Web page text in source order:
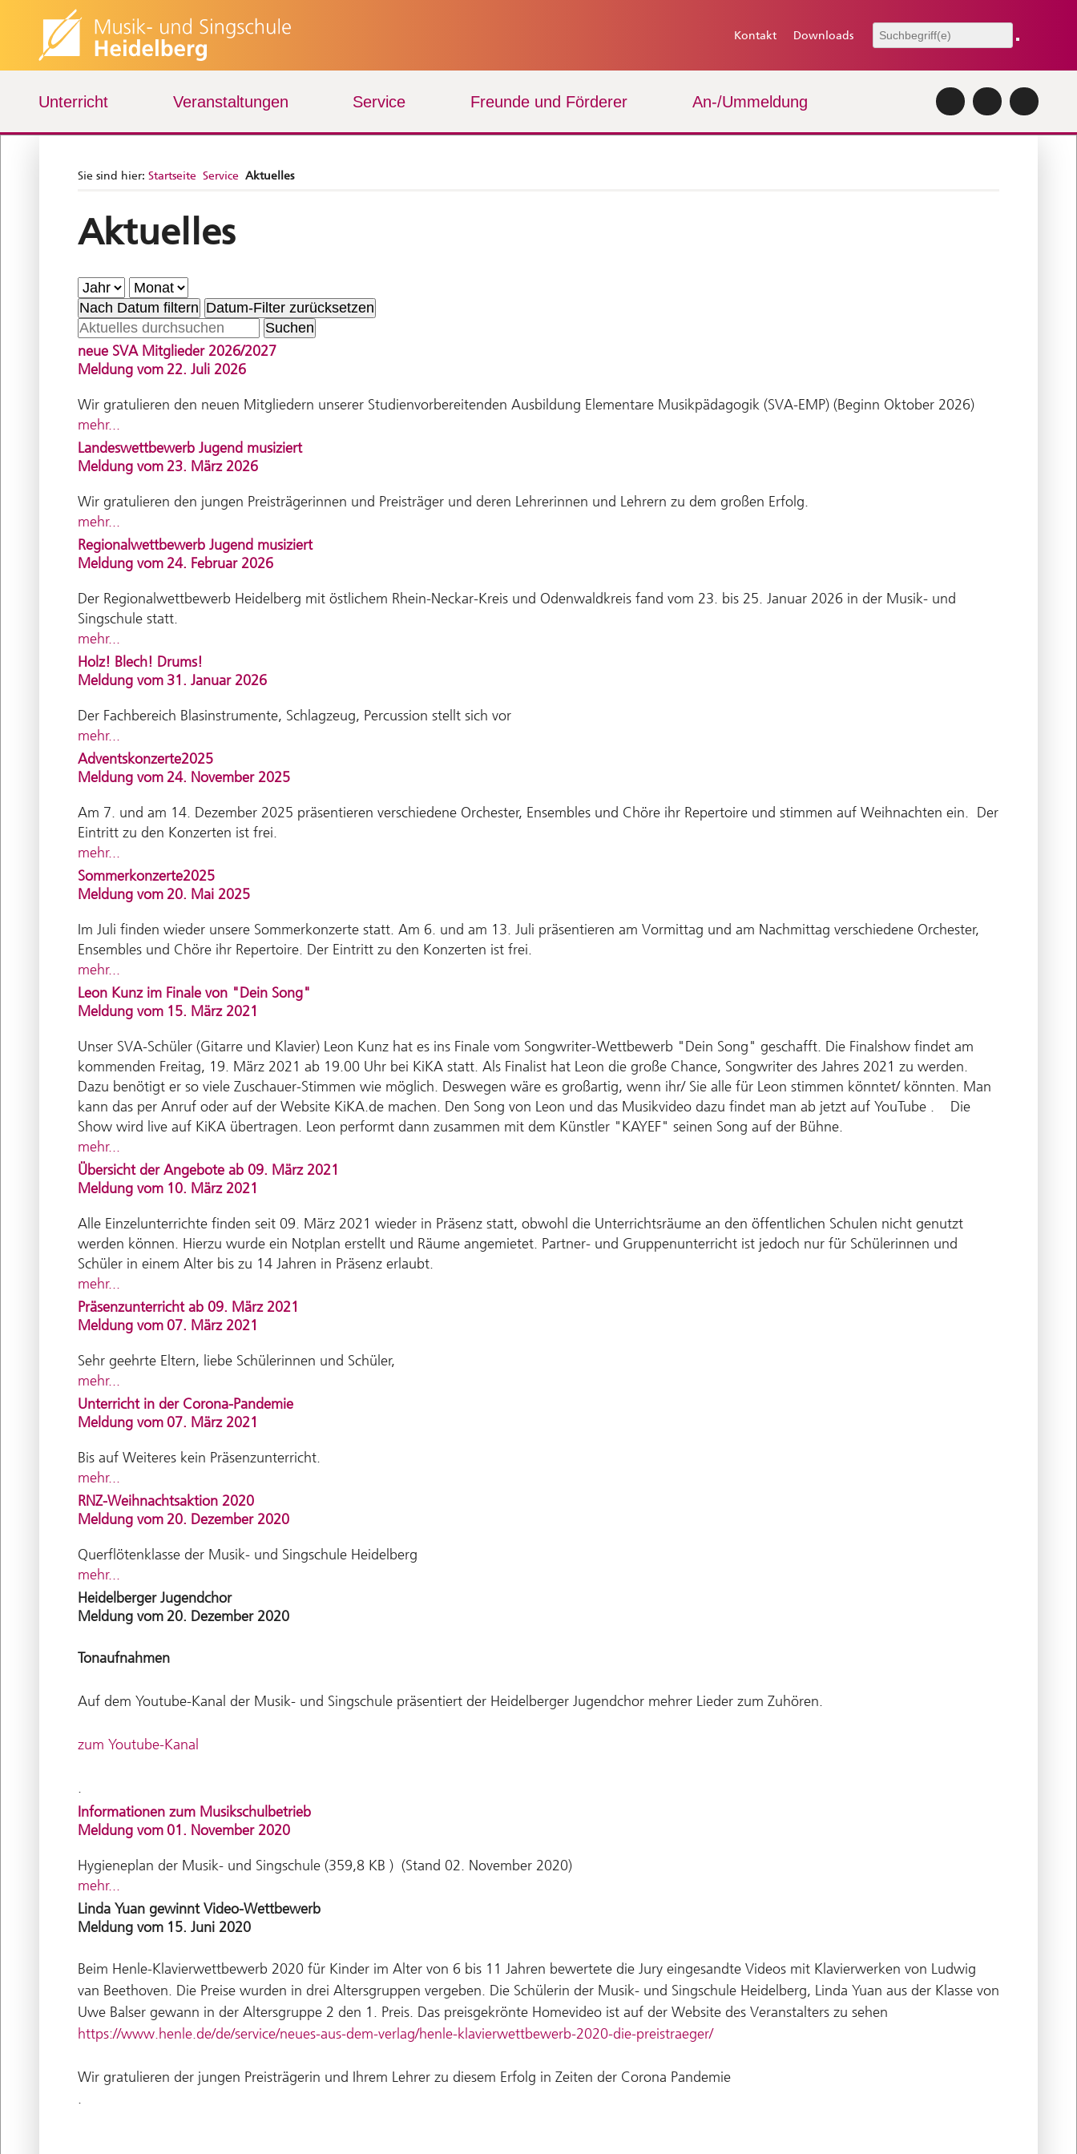
Kontakt Downloads
Unterricht Veranstaltungen Service Freunde und Förderer An-/Ummeldung
Sie sind hier: Startseite Service Aktuelles
Aktuelles
Nach Datum filtern Datum-Filter zurücksetzen
neue SVA Mitglieder 2026/2027
Meldung vom22. Juli 2026
Wir gratulieren den neuen Mitgliedern unserer Studienvorbereitenden Ausbildung Elementare Musikpädagogik (SVA-EMP) (Beginn Oktober 2026)
mehr...
Landeswettbewerb Jugend musiziert
Meldung vom23. März 2026
Wir gratulieren den jungen Preisträgerinnen und Preisträger und deren Lehrerinnen und Lehrern zu dem großen Erfolg.
mehr...
Regionalwettbewerb Jugend musiziert
Meldung vom24. Februar 2026
Der Regionalwettbewerb Heidelberg mit östlichem Rhein-Neckar-Kreis und Odenwaldkreis fand vom 23. bis 25. Januar 2026 in der Musik- und
Singschule statt.
mehr...
Holz! Blech! Drums!
Meldung vom 31. Januar 2026
Der Fachbereich Blasinstrumente, Schlagzeug, Percussion stellt sich vor
mehr...
Adventskonzerte2025
Meldung vom24. November 2025
Am 7. und am 14. Dezember 2025 präsentieren verschiedene Orchester, Ensembles und Chöre ihr Repertoire und stimmen auf Weihnachten ein. Der
Eintritt zu den Konzerten ist frei.
mehr...
Sommerkonzerte2025
Meldung vom20. Mai 2025
Im Juli finden wieder unsere Sommerkonzerte statt. Am 6. und am 13. Juli präsentieren am Vormittag und am Nachmittag verschiedene Orchester,
Ensembles und Chöre ihr Repertoire. Der Eintritt zu den Konzerten ist frei.
mehr...
Leon Kunz im Finale von "Dein Song"
Meldung vom 15. März 2021
Unser SVA-Schüler (Gitarre und Klavier) Leon Kunz hat es ins Finale vom Songwriter-Wettbewerb "Dein Song" geschafft. Die Finalshow findet am
kommenden Freitag, 19. März 2021 ab 19.00 Uhr bei KiKA statt. Als Finalist hat Leon die große Chance, Songwriter des Jahres 2021 zu werden.
Dazu benötigt er so viele Zuschauer-Stimmen wie möglich. Deswegen wäre es großartig, wenn ihr/ Sie alle für Leon stimmen könntet/ könnten. Man
kann das per Anruf oder auf der Website KiKA.de machen. Den Song von Leon und das Musikvideo dazu findet man ab jetzt auf YouTube . Die
Show wird live auf KiKA übertragen. Leon performt dann zusammen mit dem Künstler "KAYEF" seinen Song auf der Bühne.
mehr...
Übersicht der Angebote ab 09. März 2021
Meldung vom 10. März 2021
Alle Einzelunterrichte finden seit 09. März 2021 wieder in Präsenz statt, obwohl die Unterrichtsräume an den öffentlichen Schulen nicht genutzt
werden können. Hierzu wurde ein Notplan erstellt und Räume angemietet. Partner- und Gruppenunterricht ist jedoch nur für Schülerinnen und
Schüler in einem Alter bis zu 14 Jahren in Präsenz erlaubt.
mehr...
Präsenzunterricht ab 09. März 2021
Meldung vom07. März 2021
Sehr geehrte Eltern, liebe Schülerinnen und Schüler,
mehr...
Unterricht in der Corona-Pandemie
Meldung vom07. März 2021
Bis auf Weiteres kein Präsenzunterricht.
mehr...
RNZ-Weihnachtsaktion 2020
Meldung vom20. Dezember 2020
Querflötenklasse der Musik- und Singschule Heidelberg
mehr...
Heidelberger Jugendchor
Meldung vom 20. Dezember 2020
Tonaufnahmen
Auf dem Youtube-Kanal der Musik- und Singschule präsentiert der Heidelberger Jugendchor mehrer Lieder zum Zuhören.
zum Youtube-Kanal
.
Informationen zum Musikschulbetrieb
Meldung vom01. November 2020
Hygieneplan der Musik- und Singschule (359,8 KB ) (Stand 02. November 2020)
mehr...
Linda Yuan gewinnt Video-Wettbewerb
Meldung vom 15. Juni 2020
Beim Henle-Klavierwettbewerb 2020 für Kinder im Alter von 6 bis 11 Jahren bewertete die Jury eingesandte Videos mit Klavierwerken von Ludwig
van Beethoven. Die Preise wurden in drei Altersgruppen vergeben. Die Schülerin der Musik- und Singschule Heidelberg, Linda Yuan aus der Klasse von
Uwe Balser gewann in der Altersgruppe 2 den 1. Preis. Das preisgekrönte Homevideo ist auf der Website des Veranstalters zu sehen
https://www.henle.de/de/service/neues-aus-dem-verlag/henle-klavierwettbewerb-2020-die-preistraeger/
Wir gratulieren der jungen Preisträgerin und Ihrem Lehrer zu diesem Erfolg in Zeiten der Corona Pandemie
.